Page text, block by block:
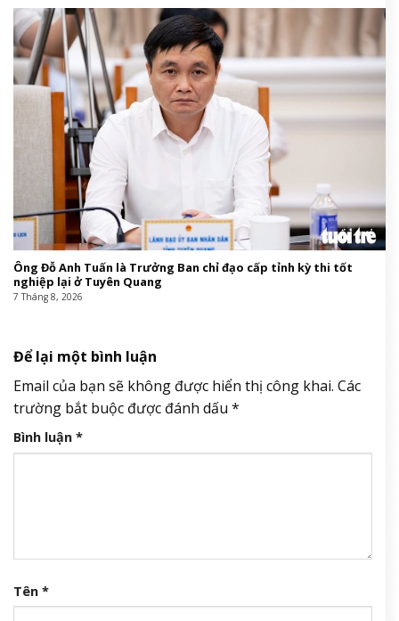
Ông Đỗ Anh Tuấn là Trưởng Ban chỉ đạo cấp tỉnh kỳ thi tốt
nghiệp lại ở Tuyên Quang
7 Tháng 8, 2026
Để lại một bình luận
Email của bạn sẽ không được hiển thị công khai. Các
trường bắt buộc được đánh dấu *
Bình luận *
Tên *